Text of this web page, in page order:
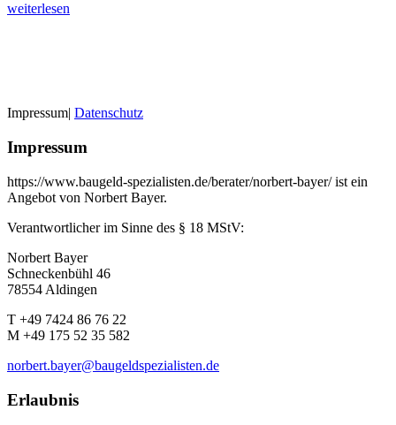
weiterlesen
Impressum| Datenschutz
Impressum
https://www.baugeld-spezialisten.de/berater/norbert-bayer/ ist ein
Angebot von Norbert Bayer.
Verantwortlicher im Sinne des § 18 MStV:
Norbert Bayer
Schneckenbühl 46
78554 Aldingen
T +49 7424 86 76 22
M +49 175 52 35 582
norbert.bayer@baugeldspezialisten.de
Erlaubnis